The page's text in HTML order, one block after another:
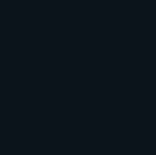
duwbakken
beschouwd te
gerelateerd
hieruit
het geval
een